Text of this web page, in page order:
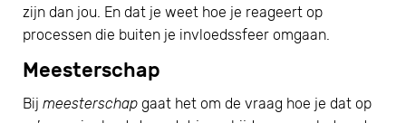
zijn dan jou. En dat je weet hoe je reageert op
processen die buiten je invloedssfeer omgaan.
Meesterschap
Bij meesterschap gaat het om de vraag hoe je dat op